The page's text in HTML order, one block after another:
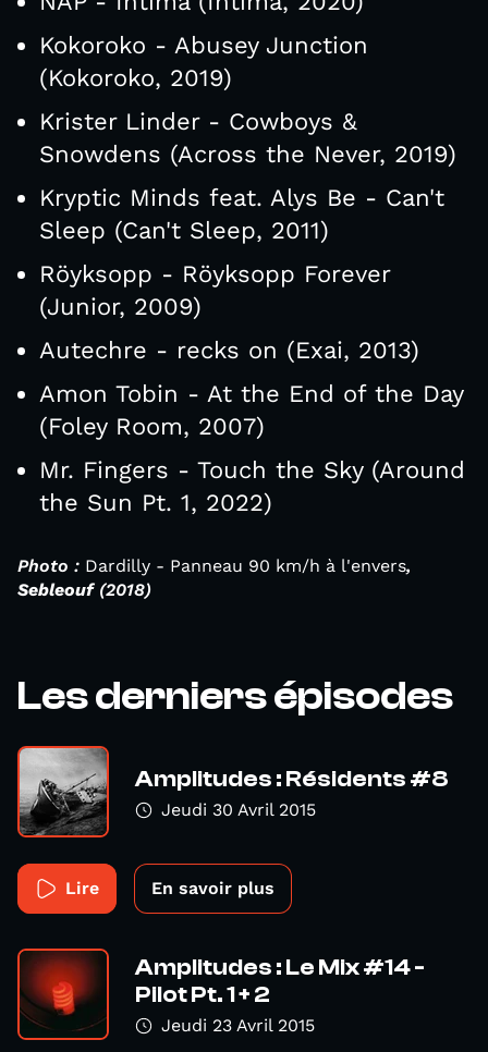
Kokoroko - Abusey Junction
(Kokoroko, 2019)
Krister Linder - Cowboys &
Snowdens (Across the Never, 2019)
Kryptic Minds feat. Alys Be - Can't
Sleep (Can't Sleep, 2011)
Röyksopp - Röyksopp Forever
(Junior, 2009)
Autechre - recks on (Exai, 2013)
Amon Tobin - At the End of the Day
(Foley Room, 2007)
Mr. Fingers - Touch the Sky (Around
the Sun Pt. 1, 2022)
Photo : Dardilly - Panneau 90 km/h à l'envers,
Sebleouf(2018)
Les derniers épisodes
Amplitudes : Résidents #8
Jeudi 30 Avril 2015
Lire En savoir plus
Amplitudes : Le Mix #14 -
Pilot Pt. 1 + 2
Jeudi 23 Avril 2015